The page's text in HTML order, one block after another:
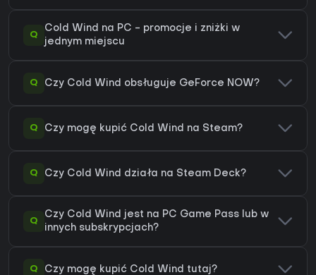
Q
Cold Wind na PC - promocje i zniżki w
jednym miejscu
Q Czy Cold Wind obsługuje GeForce NOW?
Q Czy mogę kupić Cold Wind na Steam?
Q Czy Cold Wind działa na Steam Deck?
Q
Czy Cold Wind jest na PC Game Pass lub w
innych subskrypcjach?
Q Czy mogę kupić Cold Wind tutaj?